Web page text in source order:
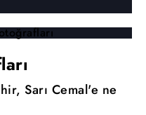
Sarı Cemal'e ne